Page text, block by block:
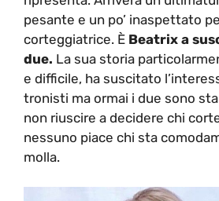
pesante e un po’ inaspettato
corteggiatrice. È Beatrix a
due. La sua storia
e difficile, ha suscitato
tronisti ma ormai i due sono
non riuscire a decidere chi
nessuno piace chi sta
molla.